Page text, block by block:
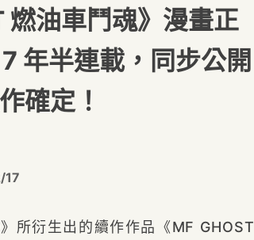
燃油車鬥魂》漫畫正
年半連載，同步公開
確定！
17
》所衍生出的續作作品《MF GHOST